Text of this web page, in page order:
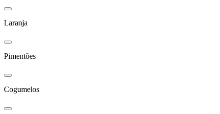
Laranja
Pimentões
Cogumelos